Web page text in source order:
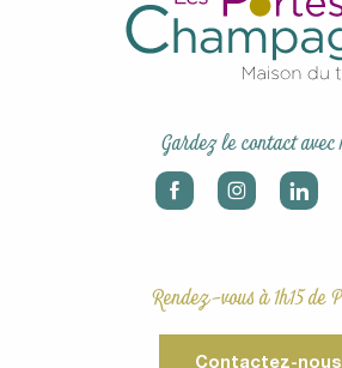
Gardez le contact avec
Rendez-vous à 1h15 de
Contactez-nous